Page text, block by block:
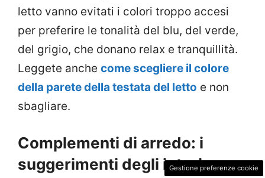
letto vanno evitati i colori troppo accesi
per preferire le tonalità del blu, del verde,
del grigio, che donano relax e tranquillità.
Leggete anche come scegliere il colore
della parete della testata del letto e non
sbagliare.
Complementi di arredo: i
suggerimenti degli interior
Gestione preferenze cookie